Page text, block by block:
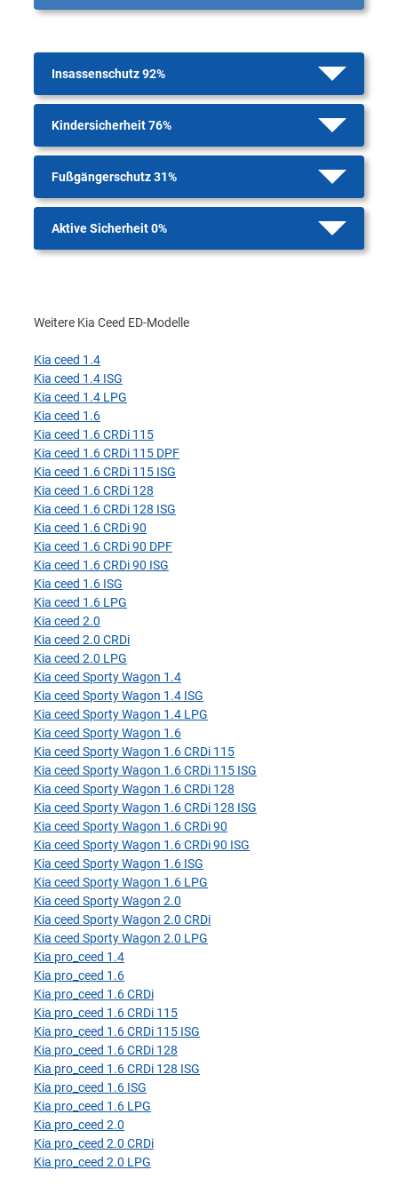
Insassenschutz 92%
Kindersicherheit 76%
Fußgängerschutz 31%
Aktive Sicherheit 0%
Weitere Kia Ceed ED-Modelle
Kia ceed 1.4
Kia ceed 1.4 ISG
Kia ceed 1.4 LPG
Kia ceed 1.6
Kia ceed 1.6 CRDi 115
Kia ceed 1.6 CRDi 115 DPF
Kia ceed 1.6 CRDi 115 ISG
Kia ceed 1.6 CRDi 128
Kia ceed 1.6 CRDi 128 ISG
Kia ceed 1.6 CRDi 90
Kia ceed 1.6 CRDi 90 DPF
Kia ceed 1.6 CRDi 90 ISG
Kia ceed 1.6 ISG
Kia ceed 1.6 LPG
Kia ceed 2.0
Kia ceed 2.0 CRDi
Kia ceed 2.0 LPG
Kia ceed Sporty Wagon 1.4
Kia ceed Sporty Wagon 1.4 ISG
Kia ceed Sporty Wagon 1.4 LPG
Kia ceed Sporty Wagon 1.6
Kia ceed Sporty Wagon 1.6 CRDi 115
Kia ceed Sporty Wagon 1.6 CRDi 115 ISG
Kia ceed Sporty Wagon 1.6 CRDi 128
Kia ceed Sporty Wagon 1.6 CRDi 128 ISG
Kia ceed Sporty Wagon 1.6 CRDi 90
Kia ceed Sporty Wagon 1.6 CRDi 90 ISG
Kia ceed Sporty Wagon 1.6 ISG
Kia ceed Sporty Wagon 1.6 LPG
Kia ceed Sporty Wagon 2.0
Kia ceed Sporty Wagon 2.0 CRDi
Kia ceed Sporty Wagon 2.0 LPG
Kia pro_ceed 1.4
Kia pro_ceed 1.6
Kia pro_ceed 1.6 CRDi
Kia pro_ceed 1.6 CRDi 115
Kia pro_ceed 1.6 CRDi 115 ISG
Kia pro_ceed 1.6 CRDi 128
Kia pro_ceed 1.6 CRDi 128 ISG
Kia pro_ceed 1.6 ISG
Kia pro_ceed 1.6 LPG
Kia pro_ceed 2.0
Kia pro_ceed 2.0 CRDi
Kia pro_ceed 2.0 LPG